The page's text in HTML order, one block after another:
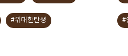
#위대한탄생 #